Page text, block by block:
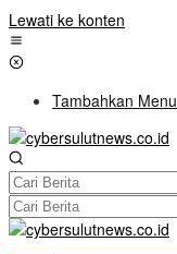
Lewati ke konten
Tambahkan Menu